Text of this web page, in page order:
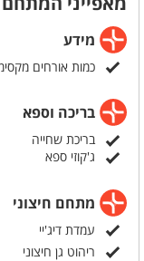
ההצעה תקפה בחודשים אפריל ומאי
כמו כן, ניתן להזמין
שולחן שוק חם ודיג'יי
מידע
כמות אורחים
בריכה וספא
בריכת שחייה
ג'קוזי ספא
מתחם חיצוני
עמדת דיג'יי
ריהוט גן חיצוני